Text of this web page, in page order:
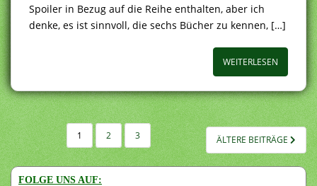
Spoiler in Bezug auf die Reihe enthalten, aber ich
denke, es ist sinnvoll, die sechs Bücher zu kennen, […]
WEITERLESEN
SEITENNUMMERIERUNG
DER
BEITRÄGE
1 2 3 ÄLTERE BEITRÄGE
FOLGE UNS AUF: